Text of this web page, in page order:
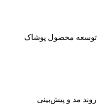
توسعه محصول پوشاک
روند مد و پیش‌بینی